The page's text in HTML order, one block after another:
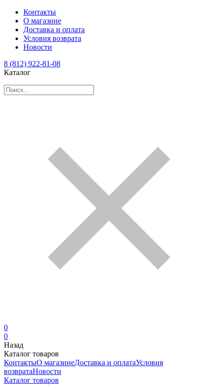
Контакты
О магазине
Доставка и оплата
Условия возврата
Новости
8 (812) 922-81-08
Каталог
0
0
Назад
Каталог товаров
КонтактыО магазинеДоставка и оплатаУсловия
возвратаНовости
Каталог товаров